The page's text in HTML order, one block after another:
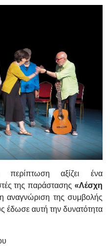
αξίζει ένα
της παράστασης «Λέσχη
αναγνώριση της συμβολής
έδωσε αυτή την δυνατότητα